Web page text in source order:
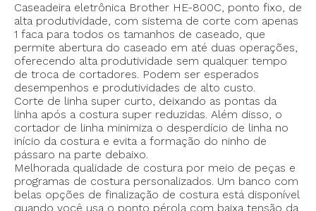
Caseadeira eletrônica Brother HE-800C, ponto fixo, de
alta produtividade, com sistema de corte com apenas
1 faca para todos os tamanhos de caseado, que
permite abertura do caseado em até duas operações,
oferecendo alta produtividade sem qualquer tempo
de troca de cortadores. Podem ser esperados
desempenhos e produtividades de alto custo.
Corte de linha super curto, deixando as pontas da
linha após a costura super reduzidas. Além disso, o
cortador de linha minimiza o desperdício de linha no
início da costura e evita a formação do ninho de
pássaro na parte debaixo.
Melhorada qualidade de costura por meio de peças e
programas de costura personalizados. Um banco com
belas opções de finalização de costura está disponível
quando você usa o ponto pérola com baixa tensão da